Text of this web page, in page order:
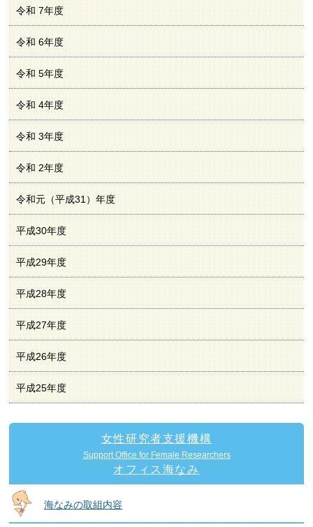
令和 7年度
令和 6年度
令和 5年度
令和 4年度
令和 3年度
令和 2年度
令和元（平成31）年度
平成30年度
平成29年度
平成28年度
平成27年度
平成26年度
平成25年度
女性研究者支援機構
Support Office for Female Researchers
オフィス海なみ
海なみの取組内容